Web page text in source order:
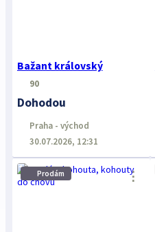
Bažant královský
90
Dohodou
Praha - východ
30.07.2026, 12:31
Prodám ⋮